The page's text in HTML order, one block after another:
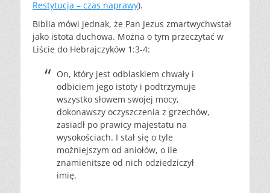
Restytucja – czas naprawy).
Biblia mówi jednak, że Pan Jezus zmartwychwstał
jako istota duchowa. Można o tym przeczytać w
Liście do Hebrajczyków 1:3-4:
On, który jest odblaskiem chwały i
odbiciem jego istoty i podtrzymuje
wszystko słowem swojej mocy,
dokonawszy oczyszczenia z grzechów,
zasiadł po prawicy majestatu na
wysokościach. I stał się o tyle
możniejszym od aniołów, o ile
znamienitsze od nich odziedziczył
imię.